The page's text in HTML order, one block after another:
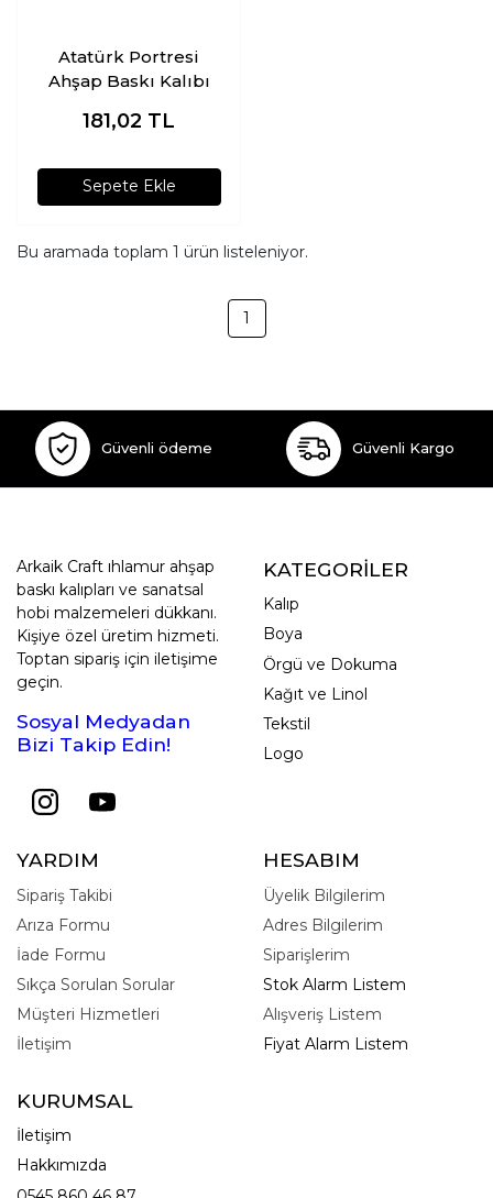
Atatürk Portresi
Ahşap Baskı Kalıbı
181,02 TL
Sepete Ekle
Bu aramada toplam 1 ürün listeleniyor.
1
Güvenli ödeme Güvenli Kargo
Arkaik Craft ıhlamur ahşap
baskı kalıpları ve sanatsal
hobi malzemeleri dükkanı.
Kişiye özel üretim hizmeti.
Toptan sipariş için iletişime
geçin.
Sosyal Medyadan
Bizi Takip Edin!
KATEGORİLER
Kalıp
Boya
Örgü ve Dokuma
Kağıt ve Linol
Tekstil
Logo
YARDIM
Sipariş Takibi
Arıza Formu
İade Formu
Sıkça Sorulan Sorular
Müşteri Hizmetleri
İletişim
HESABIM
Üyelik Bilgilerim
Adres Bilgilerim
Siparişlerim
Stok Alarm Listem
Alışveriş Listem
Fiyat Alarm Listem
KURUMSAL
İletişim
Hakkımızda